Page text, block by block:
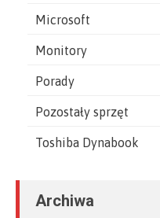
Microsoft
Monitory
Porady
Pozostały sprzęt
Toshiba Dynabook
Archiwa